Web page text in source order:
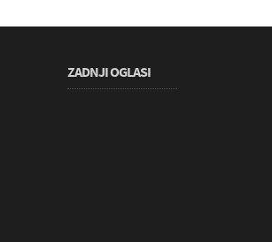
ZADNJI OGLASI